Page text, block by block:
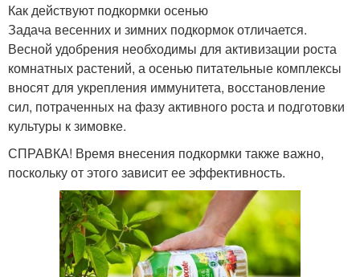
Как действуют подкормки осенью
Задача весенних и зимних подкормок отличается.
Весной удобрения необходимы для активизации роста
комнатных растений, а осенью питательные комплексы
вносят для укрепления иммунитета, восстановление
сил, потраченных на фазу активного роста и подготовки
культуры к зимовке.
СПРАВКА! Время внесения подкормки также важно,
поскольку от этого зависит ее эффективность.